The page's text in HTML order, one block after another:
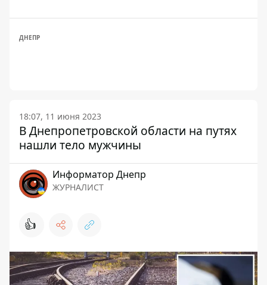
ДНЕПР
18:07, 11 июня 2023
В Днепропетровской области на путях
нашли тело мужчины
Информатор Днепр
ЖУРНАЛИСТ
👍